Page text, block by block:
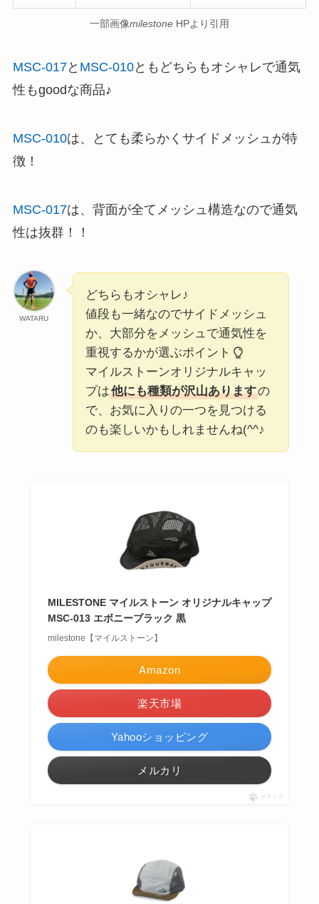
一部画像milestone HPより引用
MSC-017と MSC-010ともどちらもオシャレで通気
性もgoodな商品♪
MSC-010は、とても柔らかくサイドメッシュが特
徴！
MSC-017は、背面が全てメッシュ構造なので通気
性は抜群！！
WATARU
どちらもオシャレ♪
値段も一緒なのでサイドメッシュ
か、大部分をメッシュで通気性を
重視するかが選ぶポイント
マイルストーンオリジナルキャッ
プは他にも種類が沢山ありますの
で、お気に入りの一つを見つける
のも楽しいかもしれませんね(^^♪
MILESTONE マイルストーン オリジナルキャップ
MSC-013 エボニーブラック 黒
milestone【マイルストーン】
Amazon
楽天市場
Yahooショッピング
メルカリ
ポチップ